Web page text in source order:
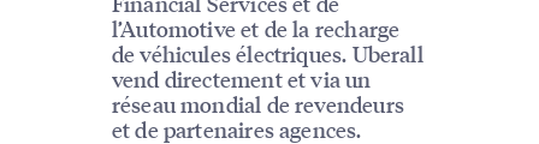
l’Automotive et de la recharge
de véhicules électriques. Uberall
vend directement et via un
réseau mondial de revendeurs
et de partenaires agences.